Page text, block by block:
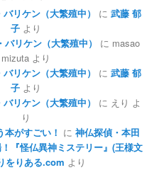
リケン（大繁殖中） に 武藤 郁
子 より
リケン（大繁殖中）
に masao
mizuta より
リケン（大繁殖中）
に 武藤 郁
子 より
リケン（大繁殖中）
に えり よ
り
本がすごい！ に 神仏探偵・本田
『怪仏異神ミステリー』(王様文
をりある.com より